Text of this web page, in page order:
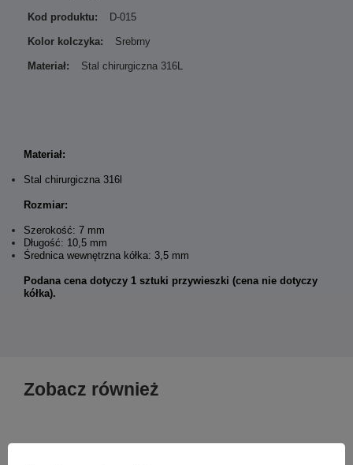
Materiał:
Stal chirurgiczna 316l
Rozmiar:
Szerokość: 7 mm
Długość: 10,5 mm
Średnica wewnętrzna kółka: 3,5 mm
Podana cena dotyczy 1 sztuki przywieszki (cena nie dotyczy
kółka).
Kod produktu: D-015
Kolor kolczyka: Srebrny
Materiał: Stal chirurgiczna 316L
Zobacz również